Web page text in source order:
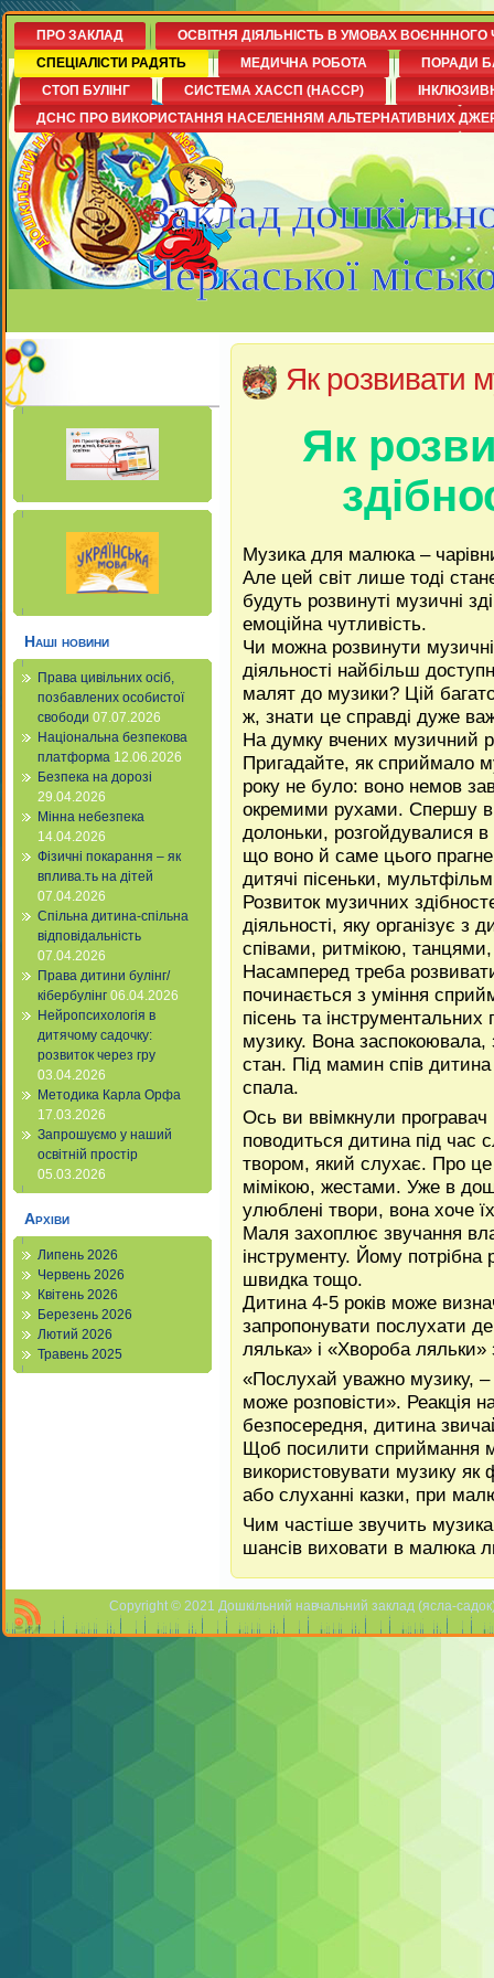
Заклад
Черкаської
ПРО ЗАКЛАД
ОСВІТНЯ ДІЯЛЬНІСТЬ В УМОВАХ ВОЄНННОГО
СПЕЦІАЛІСТИ РАДЯТЬ
МЕДИЧНА РОБОТА
ПОРАДИ
СТОП БУЛІНГ
СИСТЕМА ХАССП (НАССР)
ДСНС ПРО ВИКОРИСТАННЯ НАСЕЛЕННЯМ АЛЬТЕРНАТИВНИХ
Наші новини
Права цивільних осіб,
позбавлених особистої
свободи 07.07.2026
Національна безпекова
платформа 12.06.2026
Безпека на дорозі
29.04.2026
Мінна небезпека
14.04.2026
Фізичні покарання – як
вплива.ть на дітей
07.04.2026
Спільна дитина-спільна
відповідальність
07.04.2026
Права дитини булінг/
кібербулінг 06.04.2026
Нейропсихологія в
дитячому садочку:
розвиток через гру
03.04.2026
Методика Карла Орфа
17.03.2026
Запрошуємо у наший
освітній простір
05.03.2026
Архіви
Липень 2026
Червень 2026
Квітень 2026
Березень 2026
Лютий 2026
Травень 2025
Як розвивати
Як
Музика для малюка –
Але цей світ лише тоді
будуть розвинуті музичні
емоційна чутливість.
Чи можна розвинути музичні
діяльності найбільш
малят до музики? Цій
ж, знати це справді дуже
На думку вчених музичний
Пригадайте, як сприймало
року не було: воно немов
окремими рухами. Спершу
долоньки, розгойдувалися
що воно й саме цього
дитячі пісеньки,
Розвиток музичних
діяльності, яку організує
співами, ритмікою,
Насамперед треба
починається з уміння
пісень та інструментальних
музику. Вона
стан. Під мамин спів дитина
спала.
Ось ви ввімкнули
поводиться дитина під час
твором, який слухає. Про
мімікою, жестами. Уже в
улюблені твори, вона хоче
Маля захоплює звучання
інструменту. Йому потрібна
швидка тощо.
Дитина 4-5 років може
запропонувати послухати
лялька» і «Хвороба
«Послухай уважно музику,
може розповісти». Реакція
безпосередня, дитина
Щоб посилити сприймання
використовувати музику як
або слуханні казки, при
Чим частіше звучить
шансів виховати в малюка
Copyright © 2021 Дошкільний навчальний заклад (ясла-